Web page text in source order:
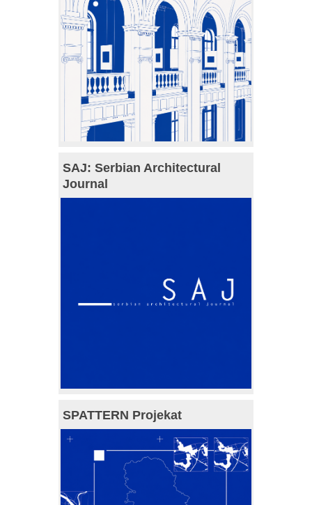
SAJ: Serbian Architectural
Journal
SPATTERN Projekat